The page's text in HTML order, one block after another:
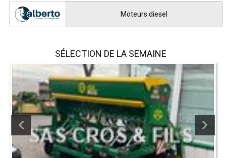
Moteurs diesel
SÉLECTION DE LA SEMAINE